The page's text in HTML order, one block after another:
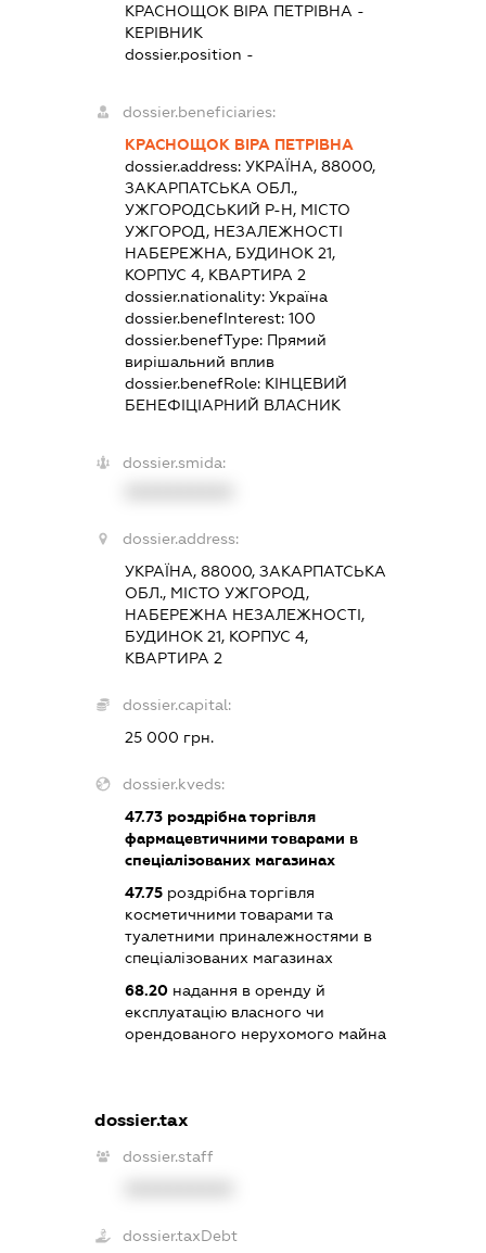
КРАСНОЩОК ВІРА ПЕТРІВНА -
КЕРІВНИК
dossier.position -
dossier.beneficiaries:
КРАСНОЩОК ВІРА ПЕТРІВНА
dossier.address: УКРАЇНА, 88000,
ЗАКАРПАТСЬКА ОБЛ.,
УЖГОРОДСЬКИЙ Р-Н, МІСТО
УЖГОРОД, НЕЗАЛЕЖНОСТІ
НАБЕРЕЖНА, БУДИНОК 21,
КОРПУС 4, КВАРТИРА 2
dossier.nationality: Україна
dossier.benefInterest: 100
dossier.benefType: Прямий
вирішальний вплив
dossier.benefRole: КІНЦЕВИЙ
БЕНЕФІЦІАРНИЙ ВЛАСНИК
dossier.smida:
dossier.address:
УКРАЇНА, 88000, ЗАКАРПАТСЬКА
ОБЛ., МІСТО УЖГОРОД,
НАБЕРЕЖНА НЕЗАЛЕЖНОСТІ,
БУДИНОК 21, КОРПУС 4,
КВАРТИРА 2
dossier.capital:
25 000 грн.
dossier.kveds:
47.73роздрібна торгівля
фармацевтичними товарами в
спеціалізованих магазинах
47.75роздрібна торгівля
косметичними товарами та
туалетними приналежностями в
спеціалізованих магазинах
68.20надання в оренду й
експлуатацію власного чи
орендованого нерухомого майна
dossier.tax
dossier.staff
dossier.taxDebt